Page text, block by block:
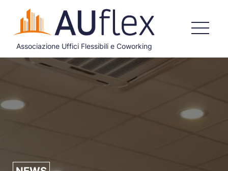
Associazione Uffici Flessibili e Coworking
CHI SIAMO